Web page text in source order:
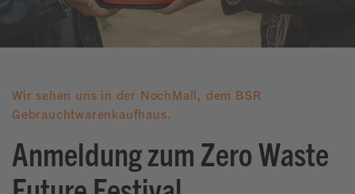
Wir sehen uns in der NochMall, dem BSR
Gebrauchtwarenkaufhaus.
Anmeldung zum Zero Waste